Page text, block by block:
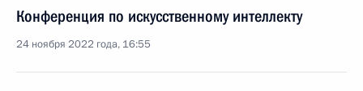
Конференция по искусственному интеллекту
24 ноября 2022 года, 16:55